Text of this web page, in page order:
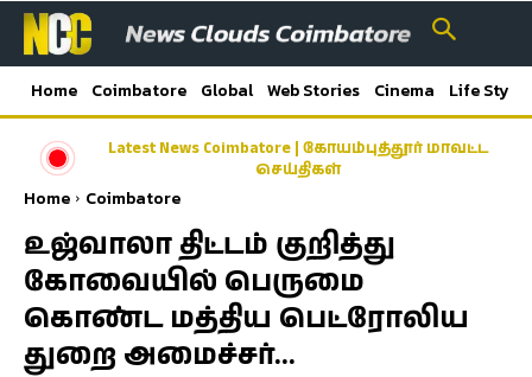
Home Coimbatore Global Web Stories Cinema Life Style
Latest News Coimbatore | கோயம்புத்தூர் மாவட்ட
செய்திகள்
Home Coimbatore
உஜ்வாலா திட்டம் குறித்து
கோவையில் பெருமை
கொண்ட மத்திய பெட்ரோலிய
துறை அமைச்சர்…